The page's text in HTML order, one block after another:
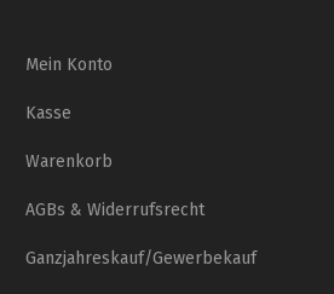
Mein Konto
Kasse
Warenkorb
AGBs & Widerrufsrecht
Ganzjahreskauf/Gewerbekauf